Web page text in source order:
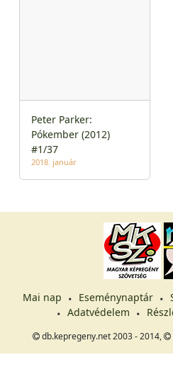
Peter Parker:
Pókember (2012)
#1/37
2018. január
Mai nap Eseménynaptár
Adatvédelem
db.kepregeny.net 2003 - 2014,